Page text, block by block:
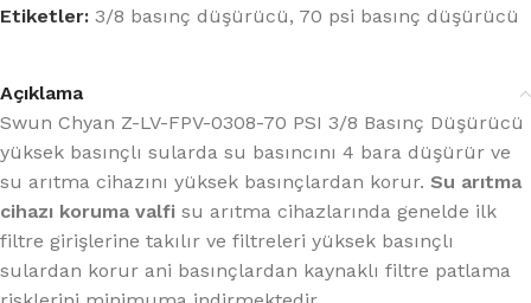
Etiketler: 3/8 basınç düşürücü, 70 psi basınç düşürücü
Açıklama
Swun Chyan Z-LV-FPV-0308-70 PSI 3/8 Basınç Düşürücü
yüksek basınçlı sularda su basıncını 4 bara düşürür ve
su arıtma cihazını yüksek basınçlardan korur. Su arıtma
cihazı koruma valfi su arıtma cihazlarında genelde ilk
filtre girişlerine takılır ve filtreleri yüksek basınçlı
sulardan korur ani basınçlardan kaynaklı filtre patlama